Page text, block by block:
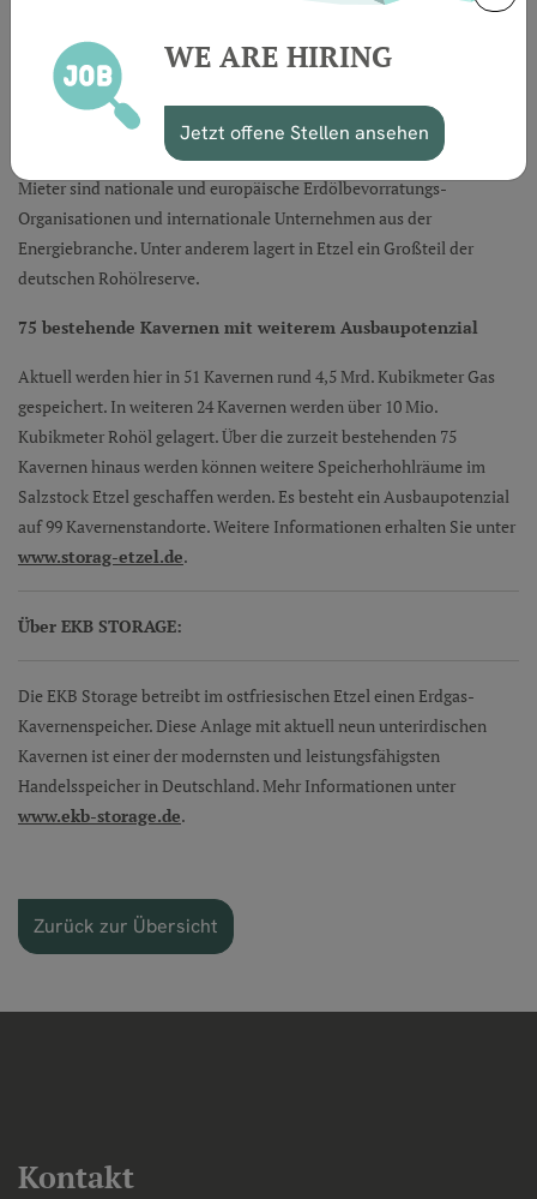
Ostfriesland baut, unterhält und vermietet das Unternehmen seit
1971 untertägige Speicherkapazität für Gas und Öl.
Namhafte internationale Mieter aus der Energiebranche
Mieter sind nationale und europäische Erdölbevorratungs-
Organisationen und internationale Unternehmen aus der
Energiebranche. Unter anderem lagert in Etzel ein Großteil der
deutschen Rohölreserve.
75 bestehende Kavernen mit weiterem Ausbaupotenzial
Aktuell werden hier in 51 Kavernen rund 4,5 Mrd. Kubikmeter Gas
gespeichert. In weiteren 24 Kavernen werden über 10 Mio.
Kubikmeter Rohöl gelagert. Über die zurzeit bestehenden 75
Kavernen hinaus werden können weitere Speicherhohlräume im
Salzstock Etzel geschaffen werden. Es besteht ein Ausbaupotenzial
auf 99 Kavernenstandorte. Weitere Informationen erhalten Sie unter
www.storag-etzel.de.
Über EKB STORAGE:
Die EKB Storage betreibt im ostfriesischen Etzel einen Erdgas-
Kavernenspeicher. Diese Anlage mit aktuell neun unterirdischen
Kavernen ist einer der modernsten und leistungsfähigsten
Handelsspeicher in Deutschland. Mehr Informationen unter
www.ekb-storage.de.
Zurück zur Übersicht
Kontakt
WE ARE HIRING
Jetzt offene Stellen ansehen